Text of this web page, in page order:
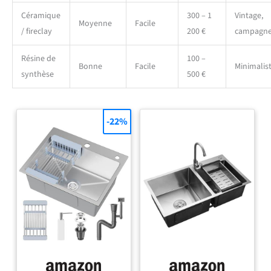
Céramique
/ fireclay
Moyenne Facile
300 – 1
200 €
Vintage,
Résine de
synthèse
Bonne Facile
100 –
500 €
-22%